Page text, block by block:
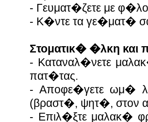
- Γευματ�ζετε με
- Κ�ντε τα γε�ματ�
Στοματικ� �λκη
- Καταναλ�νετε
πατ�τας.
- Αποφε�γετε ωμ�
(βραστ�, ψητ�, στον
- Επιλ�ξτε μαλακ�